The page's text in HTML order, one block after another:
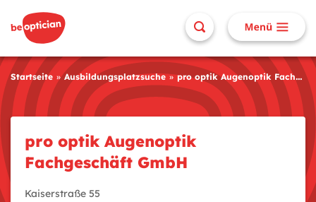
Startseite Ausbildungsplatzsuche pro optik Augenoptik Fachgeschäft GmbH
pro optik Augenoptik
Fachgeschäft GmbH
Kaiserstraße 55